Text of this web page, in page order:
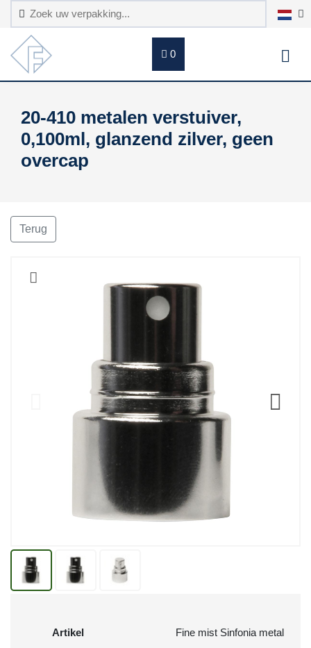
0
20-410 metalen verstuiver,
0,100ml, glanzend zilver, geen
overcap
Terug
Artikel
Fine mist Sinfonia metal